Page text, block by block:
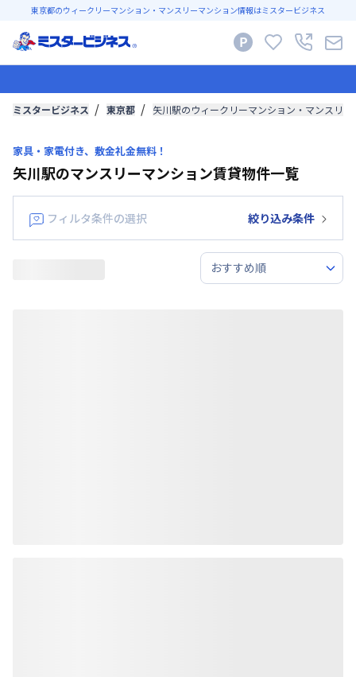
東京都のウィークリーマンション・マンスリーマンション情報はミスタービジネス
ミスタービジネス 東京都 矢川駅のウィークリーマンション・マンスリ
家具・家電付き、敷金礼金無料！
矢川駅のマンスリーマンション賃貸物件一覧
フィルタ条件の選択 絞り込み条件